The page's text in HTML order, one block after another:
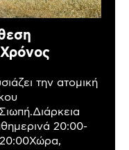
την ατομική
20:00-